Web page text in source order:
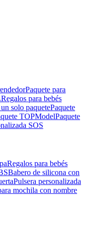
Paquete para
Regalos para bebés
solo paquetePaquete
TOPModelPaquete
SOS
Regalos para bebés
Babero de silicona con
Pulsera personalizada
mochila con nombre